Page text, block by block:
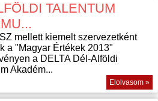
TALENTUM
mellett kiemelt szervezetként
a "Magyar Értékek 2013"
a DELTA Dél-Alföldi
Akadém...
Elolvasom »